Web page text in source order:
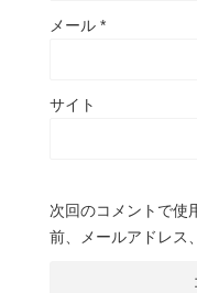
メール *
サイト
次回のコメントで使
前、メールアドレス